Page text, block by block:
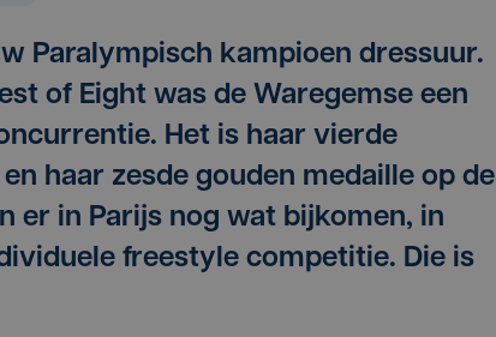
Paralympisch kampioen dressuur.
of Eight was de Waregemse een
Het is haar vierde
haar zesde gouden medaille op de
er in Parijs nog wat bijkomen, in
freestyle competitie. Die is